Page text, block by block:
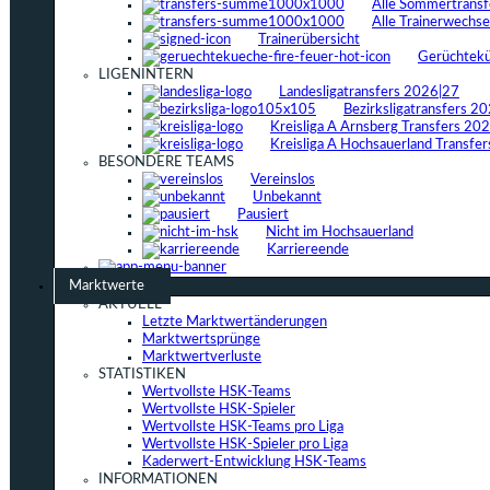
Alle
Alle
Trainerübersicht
LIGENINTERN
Landesligatransfers 2026|27
Bezirksligatransfers
Kreisliga A Arnsberg Transfers
Kreisliga A Hochsauerland
BESONDERE TEAMS
Vereinslos
Unbekannt
Pausiert
Nicht im Hochsauerland
Karriereende
Marktwerte
AKTUELL
Letzte Marktwertänderungen
Marktwertsprünge
Marktwertverluste
STATISTIKEN
Wertvollste HSK-Teams
Wertvollste HSK-Spieler
Wertvollste HSK-Teams pro Liga
Wertvollste HSK-Spieler pro Liga
Kaderwert-Entwicklung HSK-Teams
INFORMATIONEN